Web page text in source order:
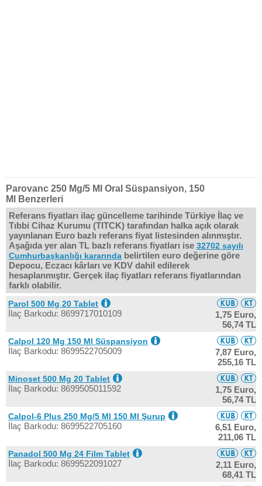
Parovanc 250 Mg/5 Ml Oral Süspansiyon, 150
Ml Benzerleri
Referans fiyatları ilaç güncelleme tarihinde Türkiye İlaç ve
Tıbbi Cihaz Kurumu (TITCK) tarafından halka açık olarak
yayınlanan Euro bazlı referans fiyat listesinden alınmıştır.
Aşağıda yer alan TL bazlı referans fiyatları ise 32702 sayılı
Cumhurbaşkanlığı kararında belirtilen euro değerine göre
Depocu, Eczacı kârları ve KDV dahil edilerek
hesaplanmıştır. Gerçek ilaç fiyatları referans fiyatlarından
farklı olabilir.
Parol 500 Mg 20 Tablet
İlaç Barkodu: 8699717010109
1,75 Euro,
56,74 TL
Calpol 120 Mg 150 Ml Süspansiyon
İlaç Barkodu: 8699522705009
7,87 Euro,
255,16 TL
Minoset 500 Mg 20 Tablet
İlaç Barkodu: 8699505011592
1,75 Euro,
56,74 TL
Calpol-6 Plus 250 Mg/5 Ml 150 Ml Şurup
İlaç Barkodu: 8699522705160
6,51 Euro,
211,06 TL
Panadol 500 Mg 24 Film Tablet
İlaç Barkodu: 8699522091027
2,11 Euro,
68,41 TL